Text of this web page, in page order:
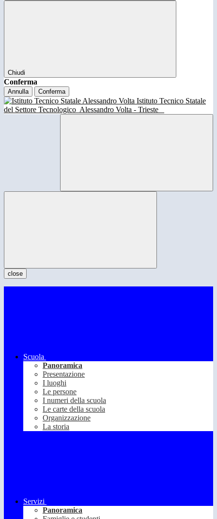
Chiudi
Conferma
Annulla Conferma
Istituto Tecnico Statale
del Settore Tecnologico Alessandro Volta - Trieste
close
Scuola
Panoramica
Presentazione
I luoghi
Le persone
I numeri della scuola
Le carte della scuola
Organizzazione
La storia
Servizi
Panoramica